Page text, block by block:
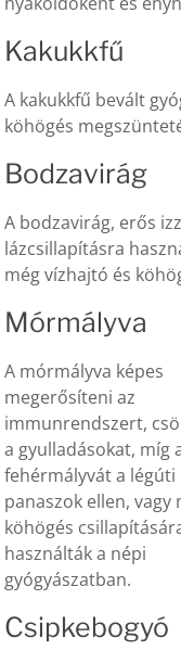
Kakukkfű
A kakukkfű bevált
köhögés
Bodzavirág
A bodzavirág, erős
lázcsillapításra
még vízhajtó és
Mórmályva
A mórmályva képes
megerősíteni az
immunrendszert,
a gyulladásokat, míg
fehérmályvát a légúti
panaszok ellen, vagy
köhögés
használták a népi
gyógyászatban.
Csipkebogyó